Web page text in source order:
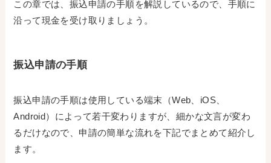
この章では、振込申請の手順を解説しているので、手順に
沿って現金を受け取りましょう。
振込申請の手順
振込申請の手順は使用している端末（Web、iOS、
Android）によって若干変わりますが、細かな文言が変わ
るだけなので、申請の簡単な流れを下記でまとめて紹介し
ます。